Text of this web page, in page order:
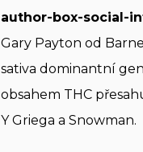
author-box-social-
Gary Payton od
sativa dominantní
obsahem THC
Y Griega a Snowman.